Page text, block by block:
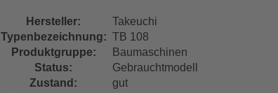
Hersteller:
Takeuchi
Typenbezeichnung: TB 108
Produktgruppe:
Baumaschinen
Status:
Gebrauchtmodell
Zustand:
gut